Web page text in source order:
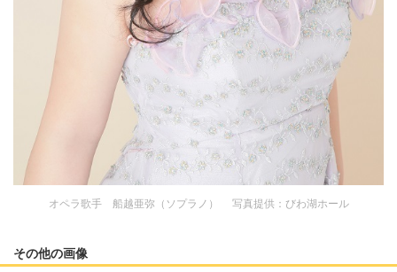
オペラ歌手 船越亜弥（ソプラノ） 写真提供：びわ湖ホール
その他の画像